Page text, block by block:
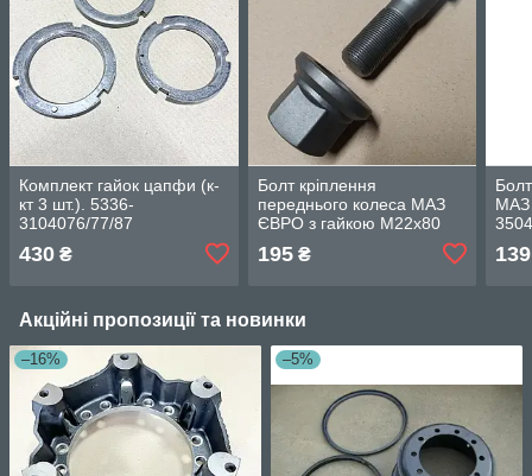
Комплект гайок цапфи (к-
кт 3 шт.). 5336-
3104076/77/87
430 ₴
Болт кріплення
переднього колеса МАЗ
ЄВРО з гайкою М22х80
(тефлон) 54321-3104051
195₴
МАЗ
139
Акційні пропозиції та новинки
–16% –5%